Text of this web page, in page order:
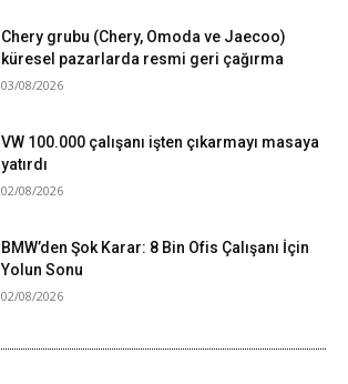
Chery grubu (Chery, Omoda ve Jaecoo)
küresel pazarlarda resmi geri çağırma
03/08/2026
VW 100.000 çalışanı işten çıkarmayı masaya
yatırdı
02/08/2026
BMW’den Şok Karar: 8 Bin Ofis Çalışanı İçin
Yolun Sonu
02/08/2026